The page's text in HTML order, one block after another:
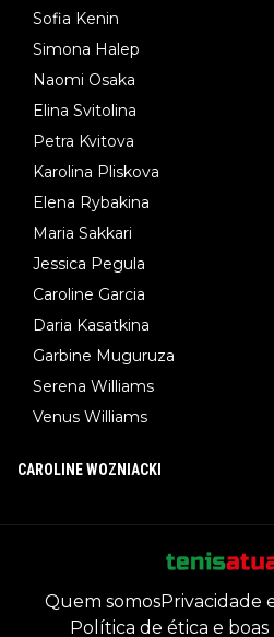
Sofia Kenin
Simona Halep
Naomi Osaka
Elina Svitolina
Petra Kvitova
Karolina Pliskova
Elena Rybakina
Maria Sakkari
Jessica Pegula
Caroline Garcia
Daria Kasatkina
Garbine Muguruza
Serena Williams
Venus Williams
CAROLINE WOZNIACKI
Quem somosPrivacidade
Política de ética e boas